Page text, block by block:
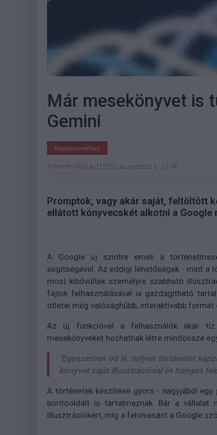
Már mesekönyvet is
Gemini
Kedvencekhez
Kelemen Richárd 2025 augusztus 6. 10:34
Promptok, vagy akár saját, feltöltött
ellátott könyvecskét alkotni a Google
A Google új szintre emeli a
segítségével. Az eddigi lehetőségek - mint a
most kibővültek személyre szabható
fájlok felhasználásával is gazdagítható
ötletei még valósághűbb, interaktívabb formát
Az új funkcióval a felhasználók akár tíz
mesekönyveket hozhatnak létre mindössze
"Egyszerűen írd le, milyen történetet
könyvet saját illusztrációval és hangos
A történetek készítése gyors - nagyjából egy
borítóoldalt is tartalmaznak. Bár a vállalat
illusztrációkért, míg a felolvasást a Google